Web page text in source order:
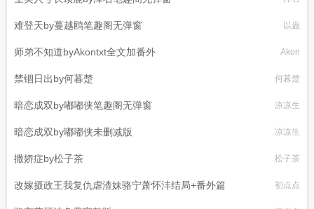
难登天by蔓越鸥笔趣阁无弹窗 以盎
师弟不知道byAkontxt全文加番外 Akon
禁锢日出by何暮楚 何暮楚
暗恋成双by嘟嘟侠笔趣阁无弹窗 凉凉生
暗恋成双by嘟嘟侠未删减版 凉凉生
撒娇症by松子茶 松子茶
改嫁摄政王我复仇虐渣妹骆宁萧怀沣结局+番外篇 初点点